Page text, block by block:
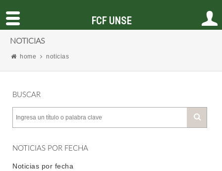
NOTICIAS
home noticias
BUSCAR
NOTICIAS POR FECHA
Noticias por fecha
FCF UNSE